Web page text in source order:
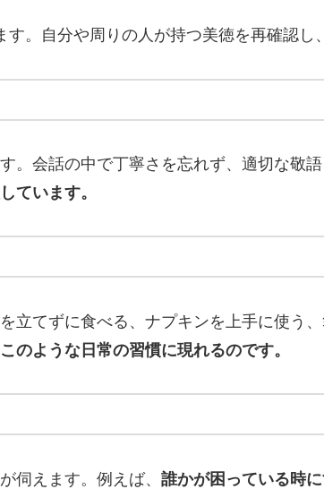
。自分や周りの人が持つ美徳を再確認し
会話の中で丁寧さを忘れず、適切な敬
ています。
立てずに食べる、ナプキンを上手に使う
のような日常の習慣に現れるのです。
伺えます。例えば、 誰かが困っている時